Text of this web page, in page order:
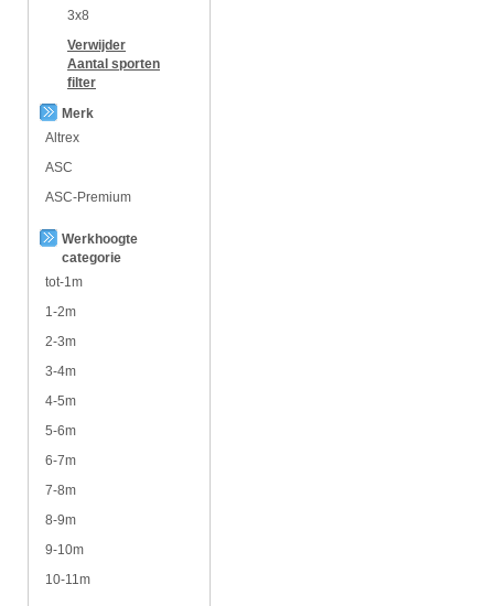
3x8
Verwijder
Aantal sporten
filter
Merk
Altrex
ASC
ASC-Premium
Werkhoogte
categorie
tot-1m
1-2m
2-3m
3-4m
4-5m
5-6m
6-7m
7-8m
8-9m
9-10m
10-11m